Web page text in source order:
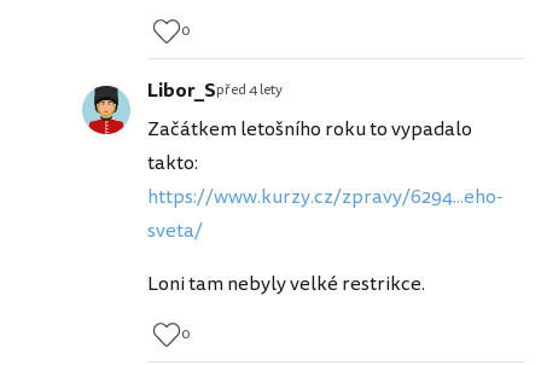
0
Libor_Spřed 4 lety
Začátkem letošního roku to vypadalo
takto:
https://www.kurzy.cz/zpravy/6294...eho-
sveta/
Loni tam nebyly velké restrikce.
0